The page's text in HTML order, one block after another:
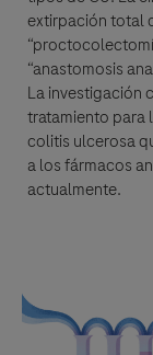
extirpacióntotal
“anastomosis
La investigación
tratamiento para
colitis ulcerosa
a los fármacos
actualmente.